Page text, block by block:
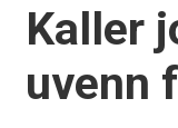
Kaller
uvenn